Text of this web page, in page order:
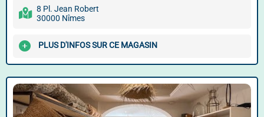
8 Pl. Jean Robert
30000 Nîmes
PLUS D'INFOS SUR CE MAGASIN